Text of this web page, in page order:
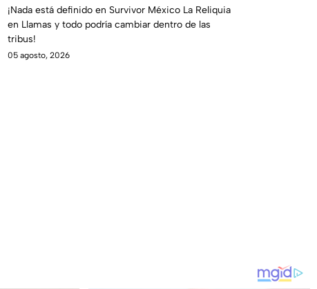
del miércoles 05 de agosto
¡Nada está definido en Survivor México La Reliquia
en Llamas y todo podría cambiar dentro de las
tribus!
05 agosto, 2026